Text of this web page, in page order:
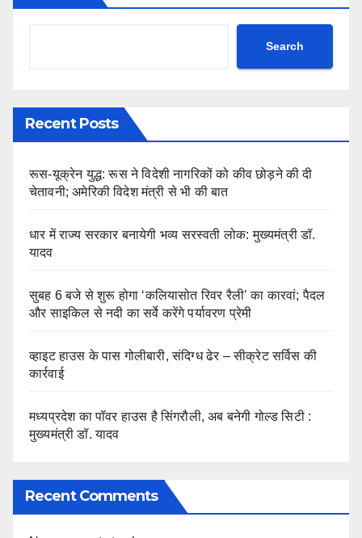
Search
Recent Posts
रूस-यूक्रेन युद्ध: रूस ने विदेशी नागरिकों को कीव छोड़ने की दी
चेतावनी; अमेरिकी विदेश मंत्री से भी की बात
धार में राज्य सरकार बनायेगी भव्य सरस्वती लोक: मुख्यमंत्री डॉ.
यादव
सुबह 6 बजे से शुरू होगा ‘कलियासोत रिवर रैली’ का कारवां; पैदल
और साइकिल से नदी का सर्वे करेंगे पर्यावरण प्रेमी
व्हाइट हाउस के पास गोलीबारी, संदिग्ध ढेर – सीक्रेट सर्विस की
कार्रवाई
मध्यप्रदेश का पॉवर हाउस है सिंगरौली, अब बनेगी गोल्ड सिटी :
मुख्यमंत्री डॉ. यादव
Recent Comments